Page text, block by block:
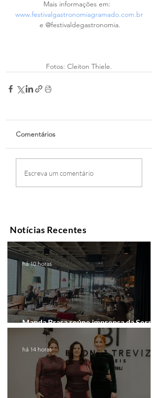
Mais informações em:
www.festivalgastronomiagramado.com.br
e @festivaldegastronomia.
Fotos: Cleiton Thiele.
Comentários
Escreva um comentário
Notícias Recentes
Manda Brasa reúne imprensa da Serra
Gaúcha para falar de expansão
há 10 horas
há 14 horas